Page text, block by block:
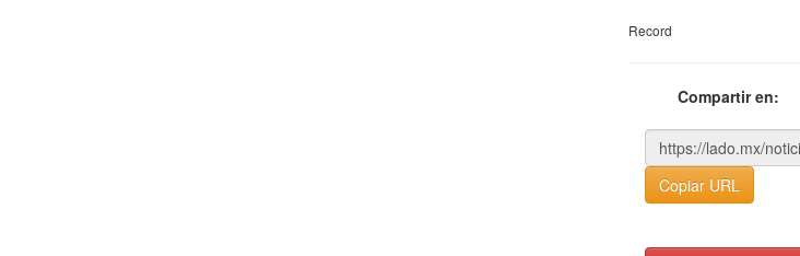
Record
Compartir en:
Copiar URL